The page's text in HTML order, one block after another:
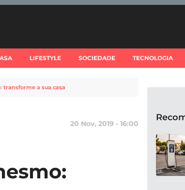
LIFESTYLE SOCIEDADE TECNOLOGIA
transforme a sua casa
20 Nov, 2019 - 16:00